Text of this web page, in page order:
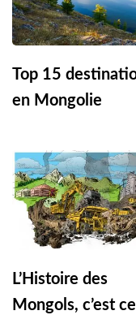
Top 15
en Mongolie
L’Histoire des
Mongols, c’est